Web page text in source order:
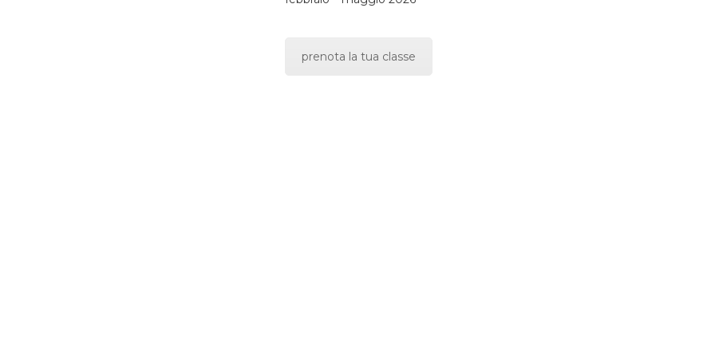
prenota la tua classe